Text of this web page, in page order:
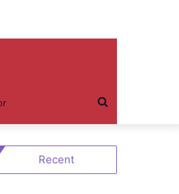
Search
for
Recent